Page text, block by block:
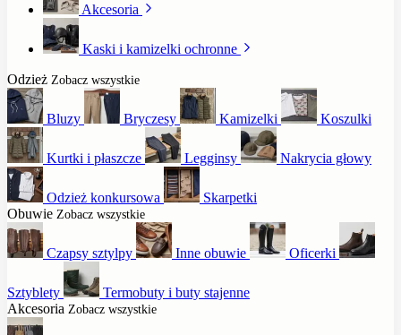
Akcesoria
Kaski i kamizelki ochronne
Odzież Zobacz wszystkie
Bluzy Bryczesy Kamizelki Koszulki
Kurtki i płaszcze Legginsy Nakrycia głowy
Odzież konkursowa
Skarpetki
Obuwie Zobacz wszystkie
Czapsy sztylpy Inne obuwie Oficerki
Sztyblety
Termobuty i buty stajenne
Akcesoria Zobacz wszystkie